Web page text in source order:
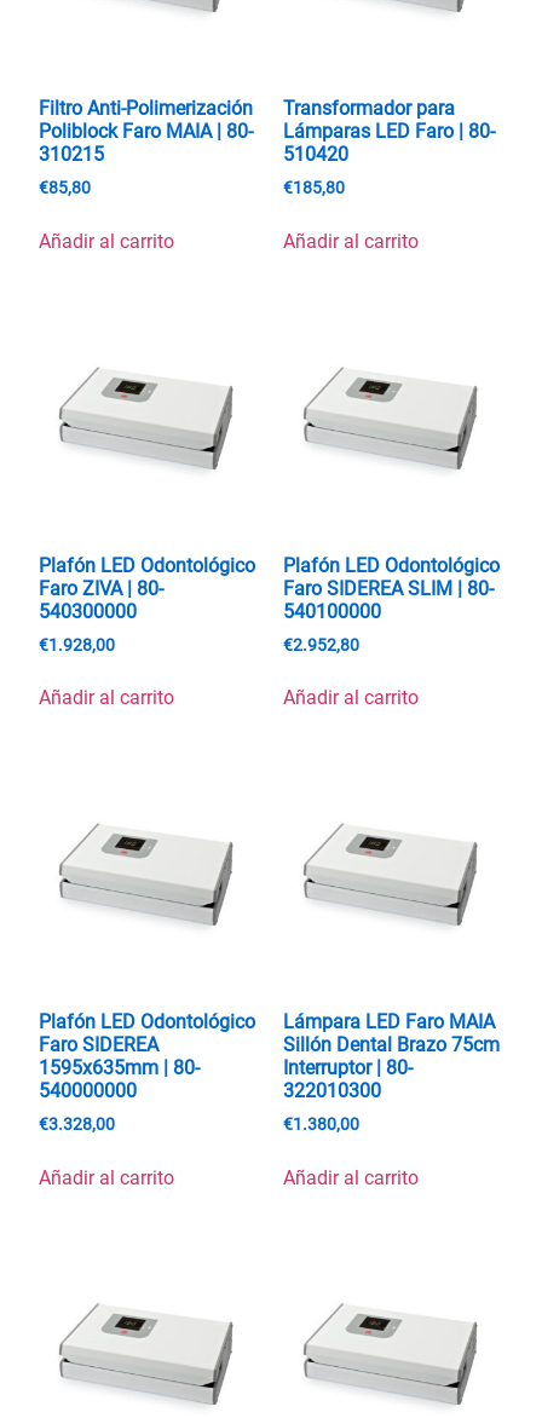
Filtro Anti-Polimerización
Poliblock Faro MAIA | 80-
310215
€85,80
Añadir al carrito
Transformador para
Lámparas LED Faro | 80-
510420
€185,80
Añadir al carrito
Plafón LED Odontológico
Faro ZIVA | 80-
540300000
€1.928,00
Añadir al carrito
Plafón LED Odontológico
Faro SIDEREA SLIM | 80-
540100000
€2.952,80
Añadir al carrito
Plafón LED Odontológico
Faro SIDEREA
1595x635mm | 80-
540000000
€3.328,00
Añadir al carrito
Lámpara LED Faro MAIA
Sillón Dental Brazo 75cm
Interruptor | 80-
322010300
€1.380,00
Añadir al carrito